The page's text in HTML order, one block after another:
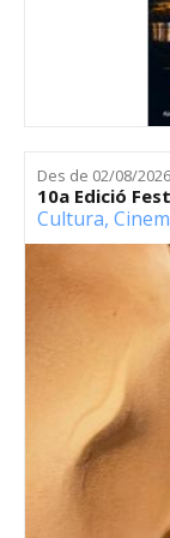
Des de 02/08/
10a Edició
Cultura,